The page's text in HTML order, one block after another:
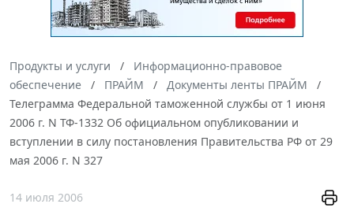
Продукты и услуги
Информационно-правовое
обеспечение
ПРАЙМ
Документы ленты ПРАЙМ
Телеграмма Федеральной таможенной службы от 1 июня
2006 г. N ТФ-1332 Об официальном опубликовании и
вступлении в силу постановления Правительства РФ от 29
мая 2006 г. N 327
14 июля 2006